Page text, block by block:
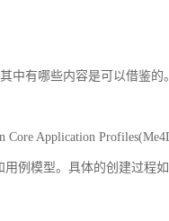
中有哪些内容是可以借鉴的。
Application
例模型。具体的创建过程如